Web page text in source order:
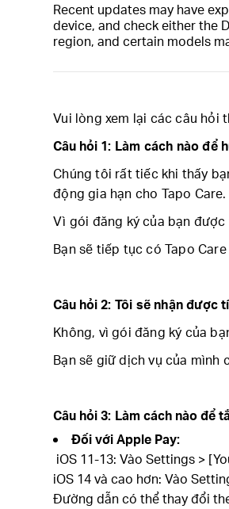
Recent updates may have
device, and check either the
region, and certain models
Vui lòng xem lại các câu hỏi
Câu hỏi 1: Làm cách nào để
Chúng tôi rất tiếc khi thấy
động gia hạn cho Tapo Care.
Vì gói đăng ký của bạn
Bạn sẽ tiếp tục có Tapo
Câu hỏi2: Tôi sẽ nhận được
Không, vì gói đăng ký của
Bạn sẽ giữ dịch vụ của mình
Câu hỏi3: Làm cách nào để
Đối với Apple Pay:
iOS 11-13: Vào Settings >
iOS 14 và cao hơn: Vào
Đường dẫn có thể thay đổi